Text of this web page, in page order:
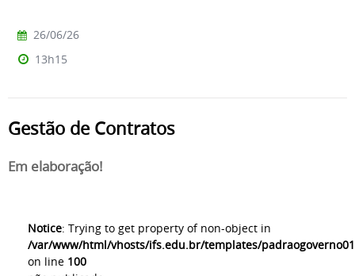
26/06/26
13h15
Gestão de Contratos
Em elaboração!
Notice: Trying to get property of non-object in
/var/www/html/vhosts/ifs.edu.br/templates/
on line 100